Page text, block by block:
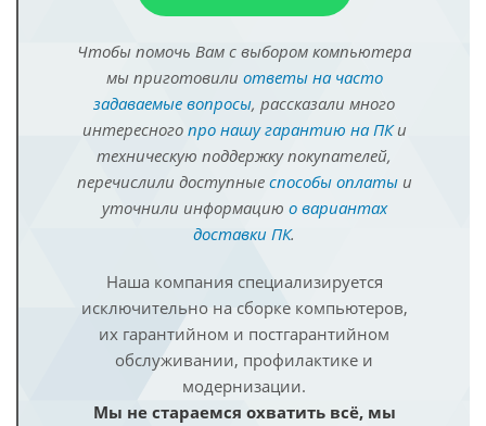
Чтобы помочь Вам с выбором компьютера
мы приготовили ответы на часто
задаваемые вопросы, рассказали много
интересного про нашу гарантию на ПКи
техническую поддержку покупателей,
перечислили доступные способы оплатыи
уточнили информацию о вариантах
доставки ПК.
Наша компания специализируется
исключительно на сборке компьютеров,
их гарантийном и постгарантийном
обслуживании, профилактике и
модернизации.
Мы не стараемся охватить всё, мы